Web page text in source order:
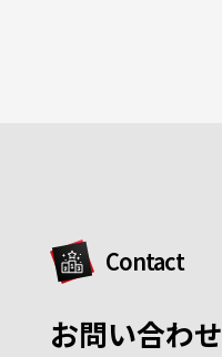
Contact
お問い合わせ